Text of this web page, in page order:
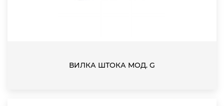
ВИЛКА ШТОКА МОД. G